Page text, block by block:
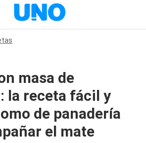
masa de
la receta fácil y
de panadería
el mate